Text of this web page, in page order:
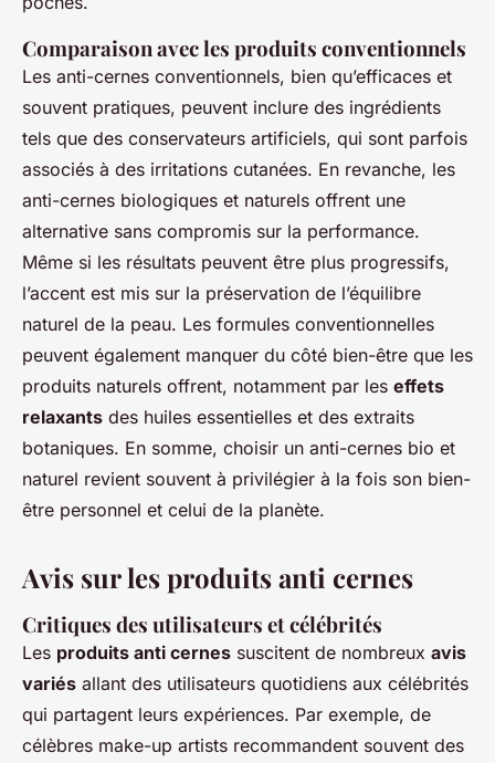
Comparaison avec les produits conventionnels
Les anti-cernes conventionnels, bien qu’efficaces et
souvent pratiques, peuvent inclure des ingrédients
tels que des conservateurs artificiels, qui sont parfois
associés à des irritations cutanées. En revanche, les
anti-cernes biologiques et naturels offrent une
alternative sans compromis sur la performance.
Même si les résultats peuvent être plus progressifs,
l’accent est mis sur la préservation de l’équilibre
naturel de la peau. Les formules conventionnelles
peuvent également manquer du côté bien-être que les
produits naturels offrent, notamment par les effets
relaxants des huiles essentielles et des extraits
botaniques. En somme, choisir un anti-cernes bio et
naturel revient souvent à privilégier à la fois son bien-
être personnel et celui de la planète.
Avis sur les produits anti cernes
Critiques des utilisateurs et célébrités
Les produits anti cernes suscitent de nombreux avis
variés allant des utilisateurs quotidiens aux célébrités
qui partagent leurs expériences. Par exemple, de
célèbres make-up artists recommandent souvent des